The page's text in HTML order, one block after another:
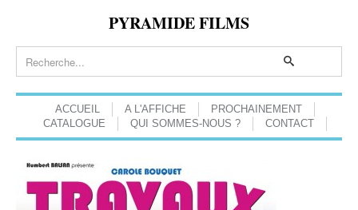
PYRAMIDE FILMS
ACCUEIL A L'AFFICHE
PROCHAINEMENT
CATALOGUE
QUI SOMMES-NOUS ? CONTACT